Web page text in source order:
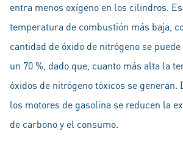
entra menos oxígeno en los cilindros.
temperatura de combustión más baja,
cantidad de óxido de nitrógeno se
un 70 %, dado que, cuanto más alta la
óxidos de nitrógeno tóxicos se generan.
los motores de gasolina se reducen la
de carbono y el consumo.